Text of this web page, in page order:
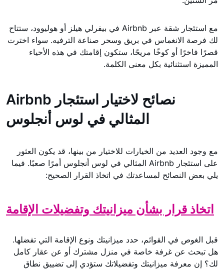
مع استئجار شقة عبر Airbnb في بيفرلي هيلز أو هوليوود، ستتاح
لك فرصة الانغماس في بريق وسحر صناعة الترفيه. سواء اخترت
قصرًا فاخرًا أو كوخًا مريحًا، ستكون إقامتك في هذه الأحياء
المميزة استثنائية بكل معنى الكلمة.
نصائح لاختيار استئجار Airbnb
المثالي في لوس أنجلوس
مع وجود العديد من الخيارات للاختيار من بينها، قد يكون العثور
على استئجار Airbnb المثالي في لوس أنجلوس أمرًا صعبًا. فيما
يلي بعض النصائح لمساعدتك في اتخاذ القرار الصحيح:
اتخاذ قرار بشأن ميزانيتك وتفضيلات الإقامة
قبل الغوص في القوائم، حدد ميزانيتك ونوع الإقامة التي تفضلها.
هل تبحث عن غرفة خاصة في منزل مشترك أو عن عقار كامل
لك؟ إن معرفة ميزانيتك وتفضيلاتك ستؤدي إلى تضييق نطاق